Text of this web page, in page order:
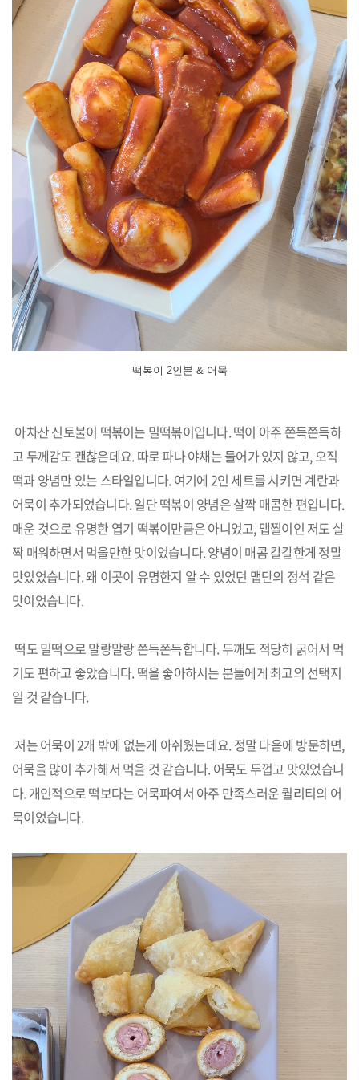
떡볶이 2인분 & 어묵
아차산 신토불이 떡볶이는 밀떡볶이입니다. 떡이 아주 쫀득쫀득하
고 두께감도 괜찮은데요. 따로 파나 야채는 들어가 있지 않고, 오직
떡과 양념만 있는 스타일입니다. 여기에 2인 세트를 시키면 계란과
어묵이 추가되었습니다. 일단 떡볶이 양념은 살짝 매콤한 편입니다.
매운 것으로 유명한 엽기 떡볶이만큼은 아니었고, 맵찔이인 저도 살
짝 매워하면서 먹을만한 맛이었습니다. 양념이 매콤 칼칼한게 정말
맛있었습니다. 왜 이곳이 유명한지 알 수 있었던 맵단의 정석 같은
맛이었습니다.
떡도 밀떡으로 말랑말랑 쫀득쫀득합니다. 두깨도 적당히 굵어서 먹
기도 편하고 좋았습니다. 떡을 좋아하시는 분들에게 최고의 선택지
일 것 같습니다.
저는 어묵이 2개 밖에 없는게 아쉬웠는데요. 정말 다음에 방문하면,
어묵을 많이 추가해서 먹을 것 같습니다. 어묵도 두껍고 맛있었습니
다. 개인적으로 떡보다는 어묵파여서 아주 만족스러운 퀄리티의 어
묵이었습니다.